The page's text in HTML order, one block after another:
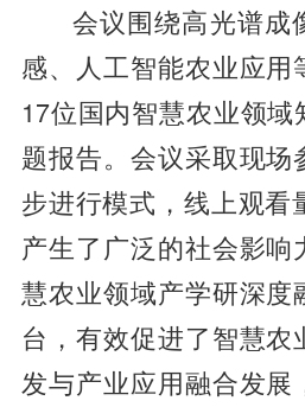
会议围绕高光谱成
感、人工智能农业应
17位国内智慧农业领
题报告。会议采取现场
步进行模式，线上观看
产生了广泛的社会影响
慧农业领域产学研深度
台，有效促进了智慧农
发与产业应用融合发展